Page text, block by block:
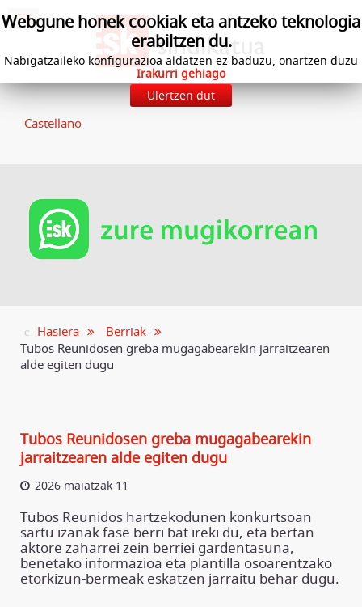
Castellano
Hasiera
Berriak
Tubos Reunidosen greba mugagabearekin jarraitzearen
alde egiten dugu
Tubos Reunidosen greba mugagabearekin
jarraitzearen alde egiten dugu
2026 maiatzak 11
Tubos Reunidos hartzekodunen konkurtsoan
sartu izanak fase berri bat ireki du, eta bertan
aktore zaharrei zein berriei gardentasuna,
benetako informazioa eta plantilla osoarentzako
etorkizun-bermeak eskatzen jarraitu behar dugu.
Webgune honek cookiak eta antzeko teknologia
erabiltzen du.
Nabigatzaileko konfigurazioa aldatzen ez baduzu, onartzen duzu
Irakurri gehiago
Ulertzen dut